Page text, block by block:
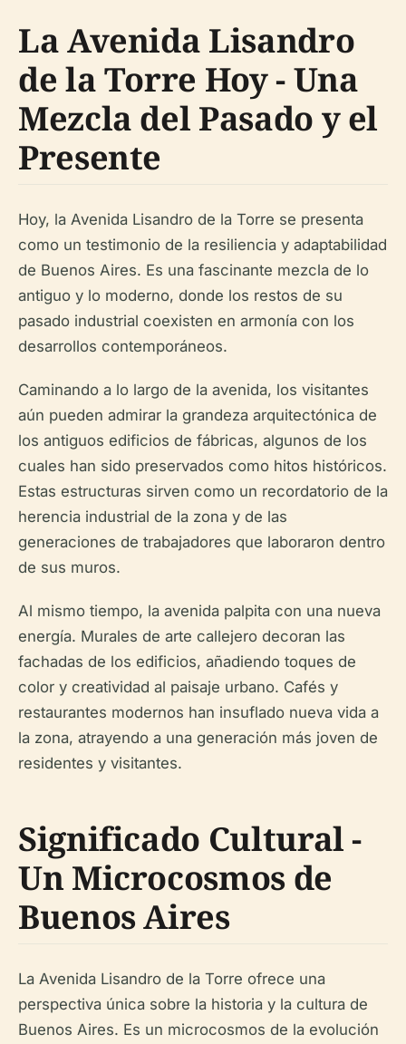
La Avenida Lisandro
de la Torre Hoy - Una
Mezcla del Pasado y el
Presente
Hoy, la Avenida Lisandro de la Torre se presenta
como un testimonio de la resiliencia y adaptabilidad
de Buenos Aires. Es una fascinante mezcla de lo
antiguo y lo moderno, donde los restos de su
pasado industrial coexisten en armonía con los
desarrollos contemporáneos.
Caminando a lo largo de la avenida, los visitantes
aún pueden admirar la grandeza arquitectónica de
los antiguos edificios de fábricas, algunos de los
cuales han sido preservados como hitos históricos.
Estas estructuras sirven como un recordatorio de la
herencia industrial de la zona y de las
generaciones de trabajadores que laboraron dentro
de sus muros.
Al mismo tiempo, la avenida palpita con una nueva
energía. Murales de arte callejero decoran las
fachadas de los edificios, añadiendo toques de
color y creatividad al paisaje urbano. Cafés y
restaurantes modernos han insuflado nueva vida a
la zona, atrayendo a una generación más joven de
residentes y visitantes.
Significado Cultural -
Un Microcosmos de
Buenos Aires
La Avenida Lisandro de la Torre ofrece una
perspectiva única sobre la historia y la cultura de
Buenos Aires. Es un microcosmos de la evolución